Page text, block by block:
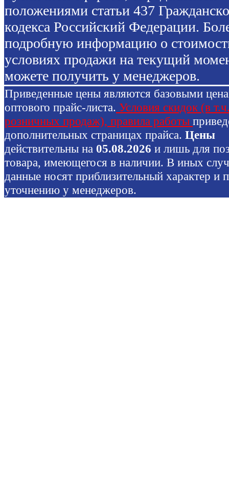
положениями статьи 437
кодекса Российский Федерации.
подробную информацию о
условиях продажи на текущий
можете получить у менеджеров.
Приведенные цены являются базовыми
оптового прайс-листа. Условия скидок (в
розничных продаж), правила работы
дополнительных страницах прайса. Цены
действительны на 05.08.2026 и лишь для
товара, имеющегося в наличии. В иных
данные носят приблизительный характер и
уточнению у менеджеров.